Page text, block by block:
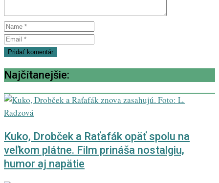
Najčítanejšie:
Kuko, Drobček a Raťafák opäť spolu na
veľkom plátne. Film prináša nostalgiu,
humor aj napätie